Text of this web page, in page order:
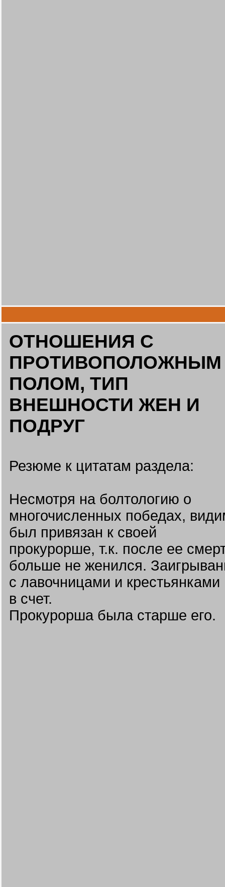
ОТНОШЕНИЯ С
ПРОТИВОПОЛОЖНЫМ
ПОЛОМ, ТИП
ВНЕШНОСТИ ЖЕН И
ПОДРУГ
Резюме к цитатам раздела:
Несмотря на болтологию о
многочисленных победах,
был привязан к своей
прокурорше, т.к. после ее
больше не женился.
с лавочницами и крестьянками
в счет.
Прокурорша была старше его.